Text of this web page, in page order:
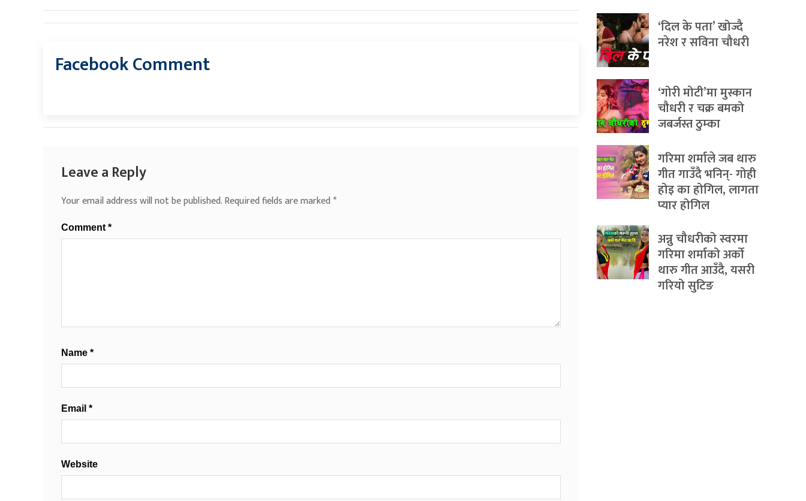
Facebook Comment
Leave a Reply
Your email address will not be published.Required fields are marked*
Comment *
Name *
Email *
Website
‘दिल के पता’ खोज्दै
नरेश र सविना चौधरी
‘गोरी मोटी’मा मुस्कान
चौधरी र चक्र बमको
जबर्जस्त ठुम्का
गरिमा शर्माले जब थारु
गीत गाउँदै भनिन्- गोही
होइ का होगिल, लागता
प्यार होगिल
अन्नु चौधरीको स्वरमा
गरिमा शर्माको अर्को
थारु गीत आउँदै, यसरी
गरियो सुटिङ